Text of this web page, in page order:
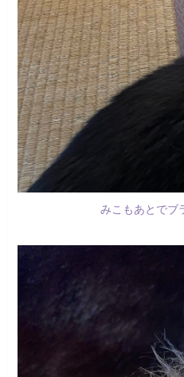
みこもあとでブ